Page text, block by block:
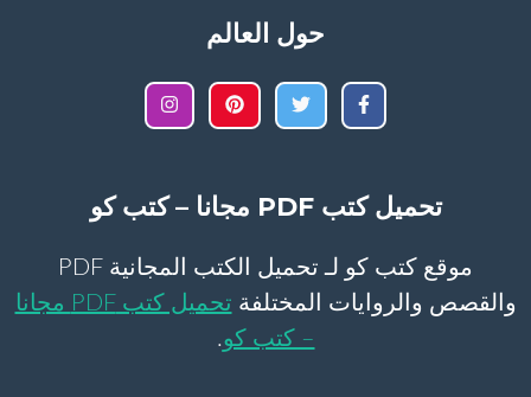
حول العالم
تحميل كتب PDF مجانا – كتب كو
موقع كتب كو لـ تحميل الكتب المجانية PDF
والقصص والروايات المختلفة
تحميل كتب PDF مجانا
– كتب كو.